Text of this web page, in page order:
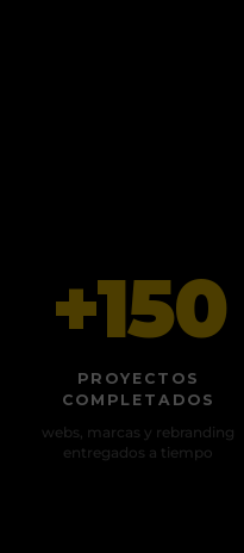
+150
PROYECTOS
COMPLETADOS
webs, marcas y rebranding
entregados a tiempo